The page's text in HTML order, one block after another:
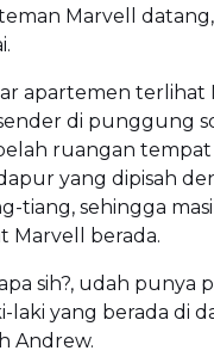
Marvell datang,
apartemen terlihat
di punggung
ruangan tempat
yang dipisah
tiang, sehingga
Marvell berada.
sih?, udah punya
laki yang berada di
Andrew.